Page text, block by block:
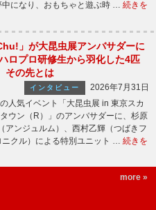
になり、おもちゃと遊ぶ時 … 続きを
」が大昆虫展アンバサダーに
ロプロ研修生から羽化した4匹
その先とは
インタビュー
2026年7月31日
人気イベント「大昆虫展 in 東京スカ
ウン（R）」のアンバサダーに、杉原
アンジュルム）、西村乙輝（つばきフ
クル）による特別ユニット … 続きを
more »